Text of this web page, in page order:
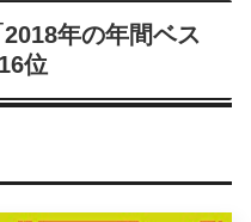
年の年間ベス
位